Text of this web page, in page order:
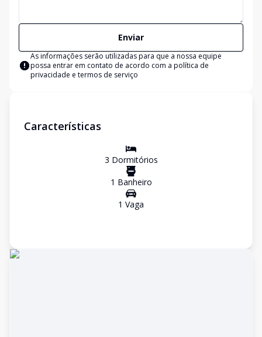
Enviar
As informações serão utilizadas para que a nossa equipe
possa entrar em contato de acordo com a política de
privacidade e termos de serviço
Características
3 Dormitórios
1 Banheiro
1 Vaga